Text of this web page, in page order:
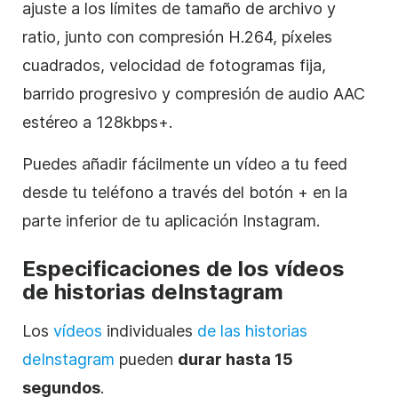
ajuste a los límites de tamaño de archivo y
ratio, junto con compresión H.264, píxeles
cuadrados, velocidad de fotogramas fija,
barrido progresivo y compresión de audio AAC
estéreo a 128kbps+.
Puedes añadir fácilmente un vídeo a tu feed
desde tu teléfono a través del botón + en la
parte inferior de tu aplicación Instagram.
Especificaciones de los vídeos
de historias deInstagram
Los vídeos individuales de las historias
deInstagram pueden durar hasta 15
segundos.